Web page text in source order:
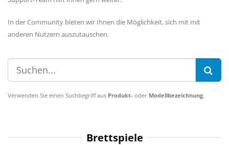
In der Community bieten wir Ihnen die Möglichkeit, sich mit mit
anderen Nutzern auszutauschen.
Verwenden Sie einen Suchbegriff aus Produkt- oder Modellbezeichnung.
Brettspiele